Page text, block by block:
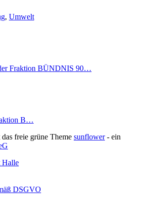
, Umwelt
Fraktion BÜNDNIS 90…
B…
freie grüne Theme sunflower‐ ein
Halle
DSGVO